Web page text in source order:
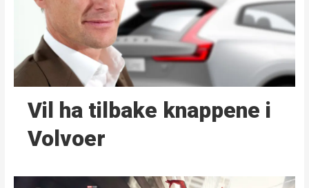
Vil ha tilbake knappene i
Volvoer